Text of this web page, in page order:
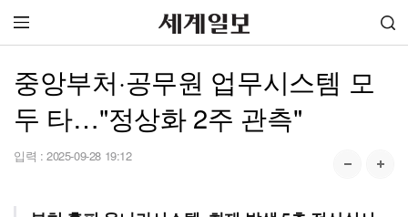
중앙부처·공무원 업무시스템 모
두 타…"정상화 2주 관측"
입력 : 2025-09-28 19:12